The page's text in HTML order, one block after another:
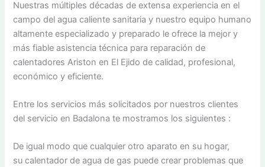
Nuestras múltiples décadas de extensa experiencia en el
campo del agua caliente sanitaria y nuestro equipo humano
altamente especializado y preparado le ofrece la mejor y
más fiable asistencia técnica para reparación de
calentadores Ariston en El Ejido de calidad, profesional,
económico y eficiente.
Entre los servicios más solicitados por nuestros clientes
del servicio en Badalona te mostramos los siguientes :
De igual modo que cualquier otro aparato en su hogar,
su calentador de agua de gas puede crear problemas que